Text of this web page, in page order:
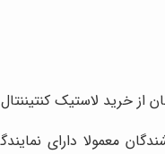
از خرید لاستیک
معمولا دارای